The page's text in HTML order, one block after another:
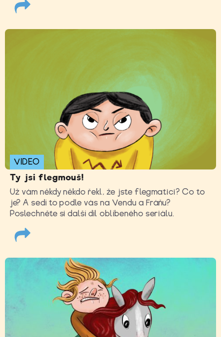
VIDEO
Ty jsi flegmouš!
Už vám někdy někdo řekl, že jste flegmatici? Co to
je? A sedí to podle vás na Vendu a Fráňu?
Poslechněte si další díl oblíbeného seriálu.